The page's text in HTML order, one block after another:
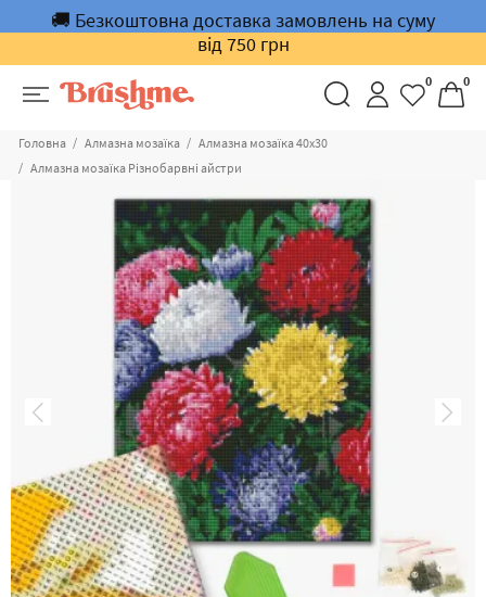
🚚 Безкоштовна доставка замовлень на суму
від 750 грн
0 0
Головна Алмазна мозаїка
Алмазна мозаїка 40x30
Алмазна мозаїка Різнобарвні айстри